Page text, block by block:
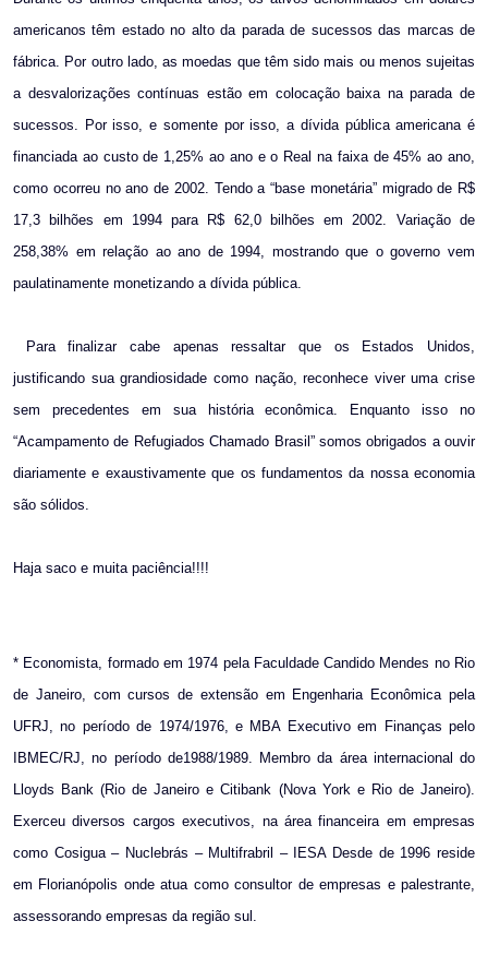
americanos têm estado no alto da parada de sucessos das marcas de
fábrica. Por outro lado, as moedas que têm sido mais ou menos sujeitas
a desvalorizações contínuas estão em colocação baixa na parada de
sucessos. Por isso, e somente por isso, a dívida pública americana é
financiada ao custo de 1,25% ao ano e o Real na faixa de 45% ao ano,
como ocorreu no ano de 2002. Tendo a “base monetária” migrado de R$
17,3 bilhões em 1994 para R$ 62,0 bilhões em 2002. Variação de
258,38% em relação ao ano de 1994, mostrando que o governo vem
paulatinamente monetizando a dívida pública.
Para finalizar cabe apenas ressaltar que os Estados Unidos,
justificando sua grandiosidade como nação, reconhece viver uma crise
sem precedentes em sua história econômica. Enquanto isso no
“Acampamento de Refugiados Chamado Brasil” somos obrigados a ouvir
diariamente e exaustivamente que os fundamentos da nossa economia
são sólidos.
Haja saco e muita paciência!!!!
* Economista, formado em 1974 pela Faculdade Candido Mendes no Rio
de Janeiro, com cursos de extensão em Engenharia Econômica pela
UFRJ, no período de 1974/1976, e MBA Executivo em Finanças pelo
IBMEC/RJ, no período de1988/1989. Membro da área internacional do
Lloyds Bank (Rio de Janeiro e Citibank (Nova York e Rio de Janeiro).
Exerceu diversos cargos executivos, na área financeira em empresas
como Cosigua – Nuclebrás – Multifrabril – IESA Desde de 1996 reside
em Florianópolis onde atua como consultor de empresas e palestrante,
assessorando empresas da região sul.